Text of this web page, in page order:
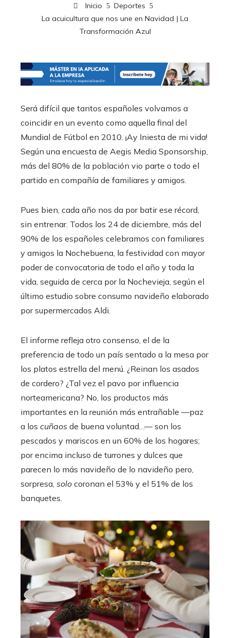
Inicio
Deportes
La acuicultura que nos une en Navidad | La
Transformación Azul
Será difícil que tantos españoles volvamos a
coincidir en un evento como aquella final del
Mundial de Fútbol en 2010. ¡Ay Iniesta de mi vida!
Según una encuesta de Aegis Media Sponsorship,
más del 80% de la población vio parte o todo el
partido en compañía de familiares y amigos.
Pues bien, cada año nos da por batir ese récord,
sin entrenar. Todos los 24 de diciembre, más del
90% de los españoles celebramos con familiares
y amigos la Nochebuena, la festividad con mayor
poder de convocatoria de todo el año y toda la
vida, seguida de cerca por la Nochevieja, según el
último estudio sobre consumo navideño elaborado
por supermercados Aldi.
El informe refleja otro consenso, el de la
preferencia de todo un país sentado a la mesa por
los platos estrella del menú. ¿Reinan los asados
de cordero? ¿Tal vez el pavo por influencia
norteamericana? No, los productos más
importantes en la reunión más entrañable —paz
a los cuñaos de buena voluntad…— son los
pescados y mariscos en un 60% de los hogares;
por encima incluso de turrones y dulces que
parecen lo más navideño de lo navideño pero,
sorpresa, solo coronan el 53% y el 51% de los
banquetes.